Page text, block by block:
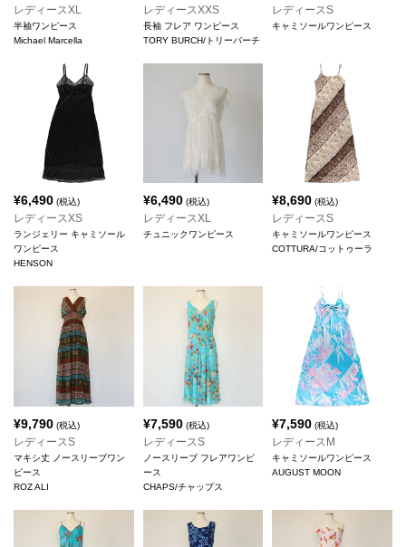
レディースXL
半袖ワンピース
Michael Marcella
レディースXXS
長袖 フレア ワンピース
TORY BURCH/トリーバーチ
レディースS
キャミソールワンピース
¥6,490 (税込)
レディースXS
ランジェリー キャミソール
ワンピース
HENSON
¥6,490(税込)
レディースXL
チュニックワンピース
¥8,690 (税込)
レディースS
キャミソールワンピース
COTTURA/コットゥーラ
¥9,790 (税込)
レディースS
マキシ丈 ノースリーブワン
ピース
ROZ ALI
¥7,590(税込)
レディースS
ノースリーブ フレアワンピ
ース
CHAPS/チャップス
¥7,590 (税込)
レディースM
キャミソールワンピース
AUGUST MOON